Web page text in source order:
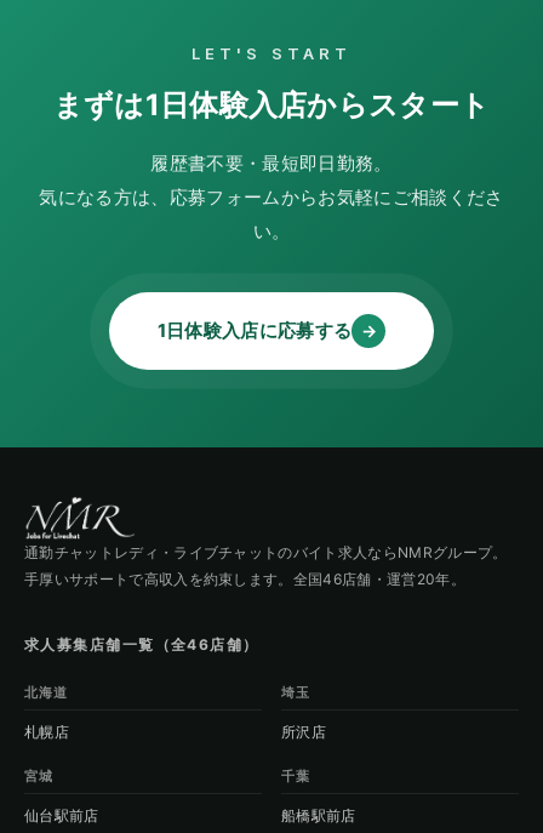
LET'S START
まずは1日体験入店からスタート
履歴書不要・最短即日勤務。
気になる方は、応募フォームからお気軽にご相談くださ
い。
1日体験入店に応募する →
通勤チャットレディ・ライブチャットのバイト求人ならNMRグループ。
手厚いサポートで高収入を約束します。全国46店舗・運営20年。
求人募集店舗一覧（全46店舗）
北海道
札幌店
宮城
仙台駅前店
埼玉
所沢店
千葉
船橋駅前店